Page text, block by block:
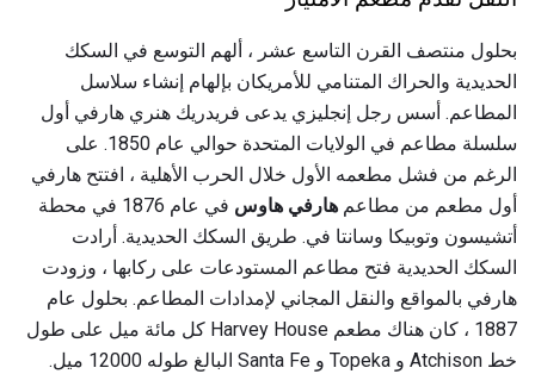
بحلول منتصف القرن التاسع عشر ، ألهم التوسع في السكك
الحديدية والحراك المتنامي للأمريكان بإلهام إنشاء سلاسل
المطاعم. أسس رجل إنجليزي يدعى فريدريك هنري هارفي أول
سلسلة مطاعم في الولايات المتحدة حوالي عام 1850. على
الرغم من فشل مطعمه الأول خلال الحرب الأهلية ، افتتح هارفي
أول مطعم من مطاعم هارفي هاوس
في عام 1876 في محطة
أتشيسون وتوبيكا وسانتا في. طريق السكك الحديدية. أرادت
السكك الحديدية فتح مطاعم المستودعات على ركابها ، وزودت
هارفي بالمواقع والنقل المجاني لإمدادات المطاعم. بحلول عام
1887 ، كان هناك مطعم Harvey House كل مائة ميل على طول
خط Atchison و Topeka و Santa Fe البالغ طوله 12000 ميل.